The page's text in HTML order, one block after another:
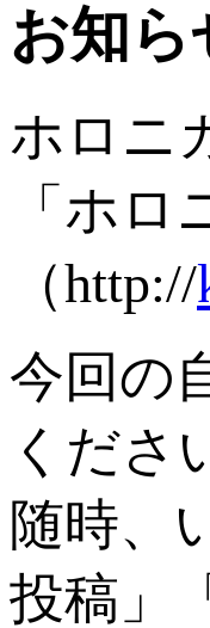
お知ら
ホロニ
「ホ
（http://
今回の
くださ
随時、
投稿」